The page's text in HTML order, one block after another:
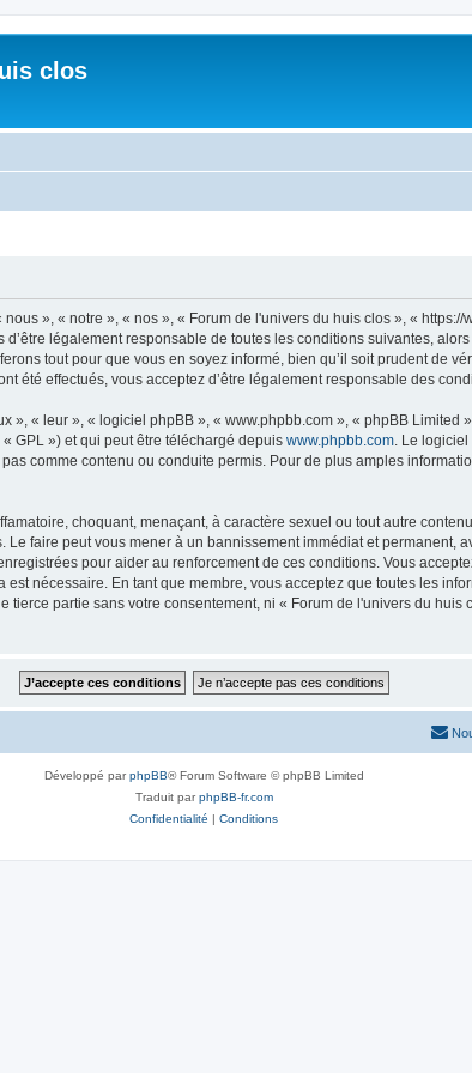
clos
», « notre », « nos », « Forum de l'univers du huis clos », « https://
légalement responsable de toutes les conditions suivantes,
tout pour que vous en soyez informé, bien qu’il soit prudent de
été effectués, vous acceptez d’être légalement responsable des
», « leur », « logiciel phpBB », « www.phpbb.com », « phpBB Limited
GPL ») et qui peut être téléchargé depuis www.phpbb.com. Le
comme contenu ou conduite permis. Pour de plus amples
choquant, menaçant, à caractère sexuel ou tout autre
faire peut vous mener à un bannissement immédiat et permanent,
pour aider au renforcement de ces conditions. Vous
nécessaire. En tant que membre, vous acceptez que toutes les
partie sans votre consentement, ni « Forum de l'univers du
Développé parphpBB® Forum Software © phpBB Limited
Traduit parphpBB-fr.com
Confidentialité | Conditions